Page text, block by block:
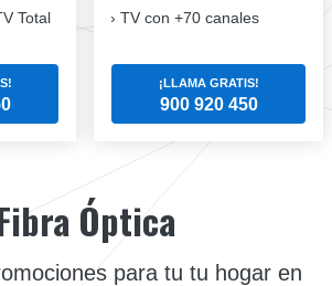
Total
TV con +70 canales
¡LLAMA GRATIS!
900 920 450
Óptica
para tu tu hogar en